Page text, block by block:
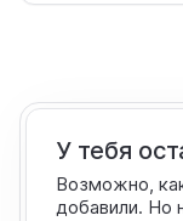
У тебя
Возможно,
добавили. Но